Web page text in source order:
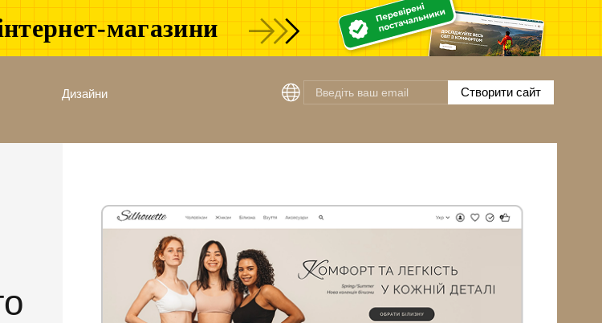
магазини
Дизайни Створити сайт